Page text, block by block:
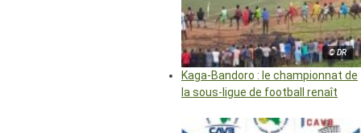
© DR
Kaga-Bandoro : le championnat de
la sous-ligue de football renaît